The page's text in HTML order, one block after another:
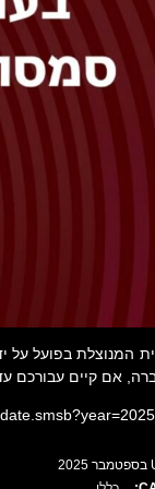
המנוצלת בפועל על
אם קיים עבורכם